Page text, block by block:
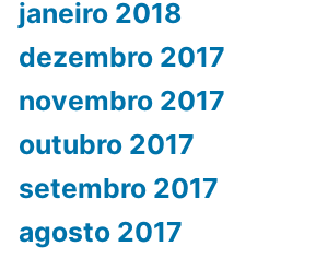
janeiro 2018
dezembro 2017
novembro 2017
outubro 2017
setembro 2017
agosto 2017